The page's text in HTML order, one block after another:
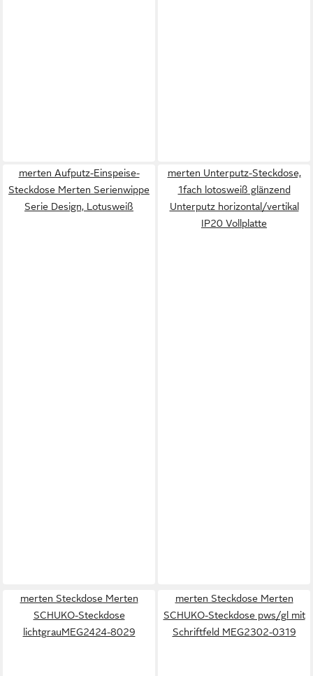
merten Aufputz-Einspeise-
Steckdose Merten Serienwippe
Serie Design, Lotusweiß
merten Unterputz-Steckdose,
1fach lotosweiß glänzend
Unterputz horizontal/vertikal
IP20 Vollplatte
merten Steckdose Merten
SCHUKO-Steckdose
lichtgrauMEG2424-8029
merten Steckdose Merten
SCHUKO-Steckdose pws/gl mit
Schriftfeld MEG2302-0319